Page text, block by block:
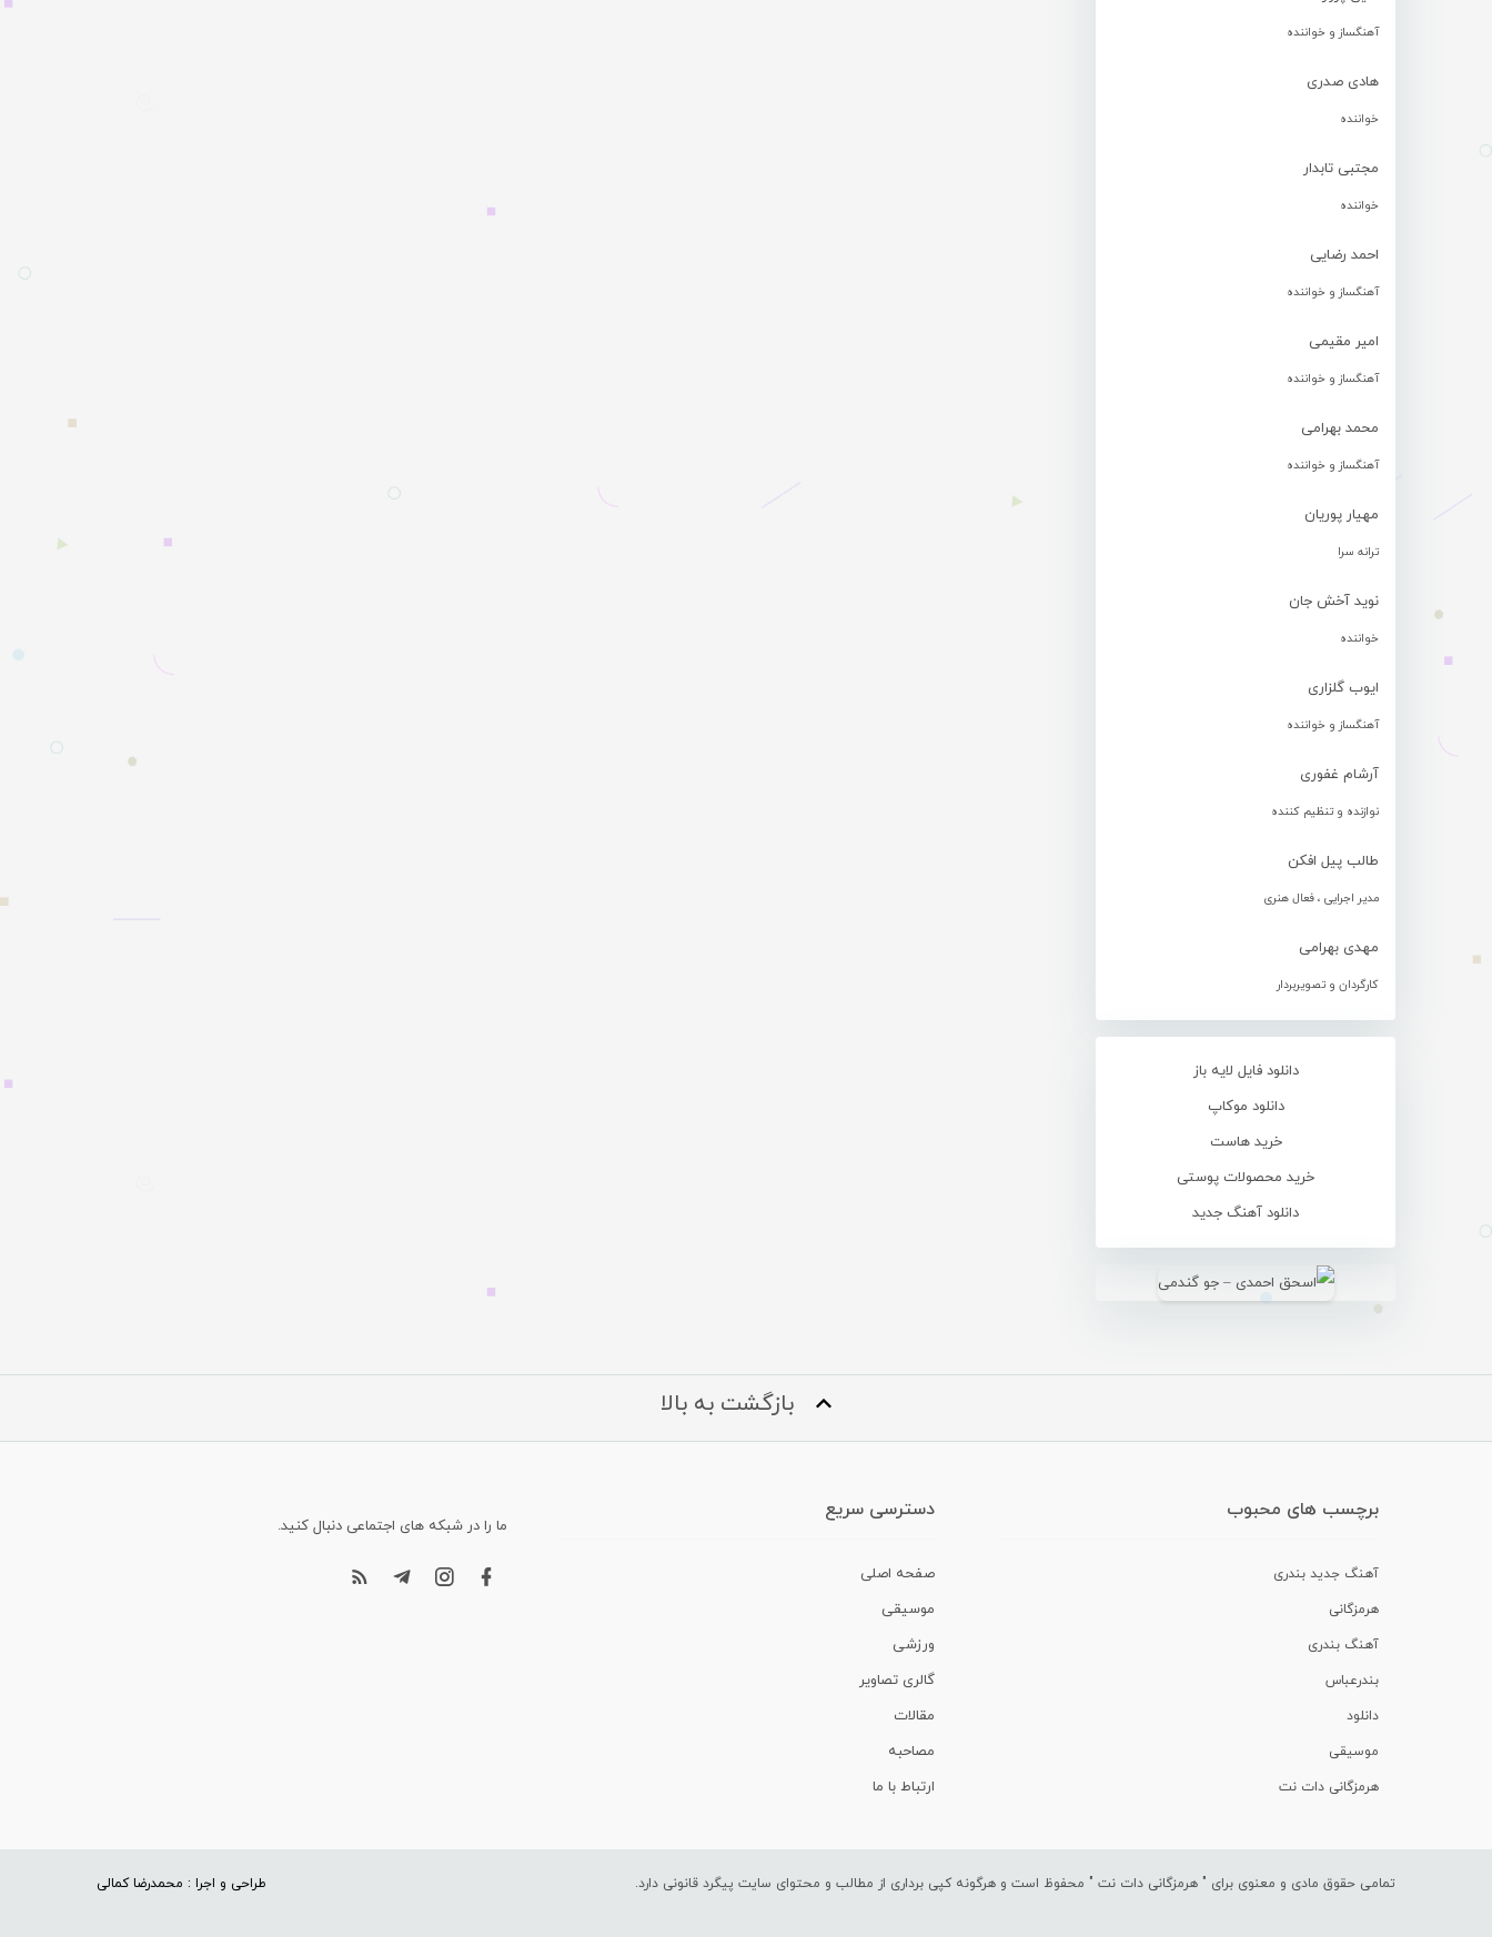
آهنگساز و خواننده
هادی صدری
خواننده
مجتبی تابدار
خواننده
احمد رضایی
آهنگساز و خواننده
امیر مقیمی
آهنگساز و خواننده
محمد بهرامی
آهنگساز و خواننده
مهیار پوریان
ترانه سرا
نوید آخش جان
خواننده
ایوب گلزاری
آهنگساز و خواننده
آرشام غفوری
نوازنده و تنظیم کننده
طالب پیل افکن
مدیر اجرایی ، فعال هنری
مهدی بهرامی
کارگردان و تصویربردار
دانلود فایل لایه باز
دانلود موکاپ
خرید هاست
خرید محصولات پوستی
دانلود آهنگ جدید
بازگشت به بالا
برچسب های محبوب
آهنگ جدید بندری
هرمزگانی
آهنگ بندری
بندرعباس
دانلود
موسیقی
هرمزگانی دات نت
دسترسی سریع
صفحه اصلی
موسیقی
ورزشی
گالری تصاویر
مقالات
مصاحبه
ارتباط با ما
ما را در شبکه های اجتماعی دنبال کنید.
تمامی حقوق مادی و معنوی برای " هرمزگانی دات نت " محفوظ است و هرگونه کپی برداری از مطالب و محتوای سایت پیگرد قانونی دارد. طراحی و اجرا : محمدرضا کمالی